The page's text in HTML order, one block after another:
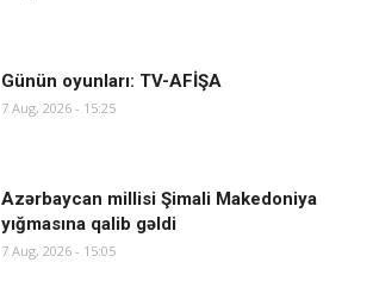
Günün oyunları: TV-AFİŞA
7 Aug, 2026 - 15:25
Azərbaycan millisi Şimali Makedoniya
yığmasına qalib gəldi
7 Aug, 2026 - 15:05